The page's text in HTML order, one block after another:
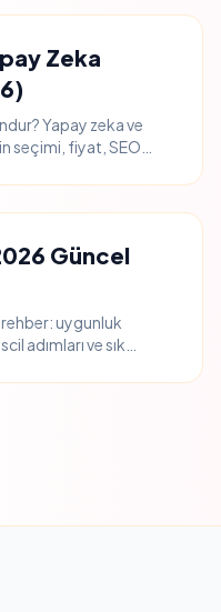
Zeka
Yapay zeka ve
seçimi, fiyat, SEO
Güncel
rehber: uygunluk
adımları ve sık